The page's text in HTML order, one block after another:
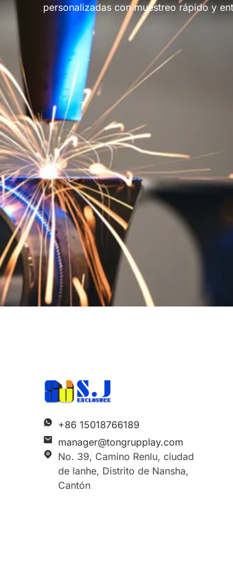
personalizadas con muestreo rápido y
+86 15018766189
manager@tongrupplay.com
No. 39, Camino Renlu, ciudad
de lanhe, Distrito de Nansha,
Cantón